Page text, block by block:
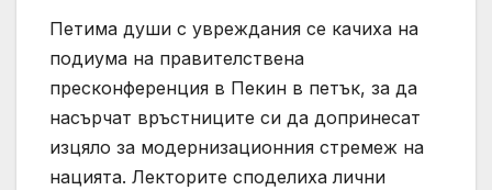
Петима души с увреждания се качиха на
подиума на правителствена
пресконференция в Пекин в петък, за да
насърчат връстниците си да допринесат
изцяло за модернизационния стремеж на
нацията. Лекторите споделиха лични